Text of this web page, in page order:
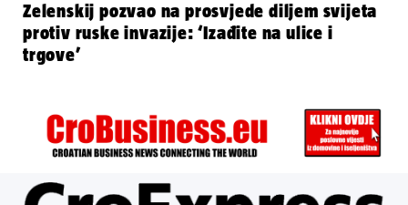
Zelenskij pozvao na prosvjede diljem svijeta
protiv ruske invazije: ‘Izađite na ulice i
trgove’